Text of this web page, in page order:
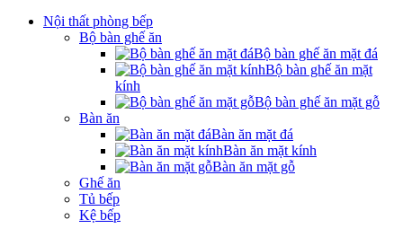
Nội thất phòng bếp
Bộ bàn ghế ăn
Bộ bàn ghế ăn mặt đá
Bộ bàn ghế ăn mặt
kính
Bộ bàn ghế ăn mặt gỗ
Bàn ăn
Bàn ăn mặt đá
Bàn ăn mặt kính
Bàn ăn mặt gỗ
Ghế ăn
Tủ bếp
Kệ bếp